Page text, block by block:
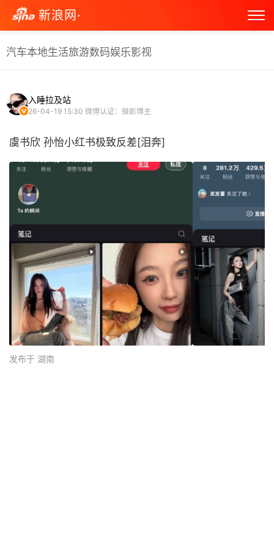
新浪网·
汽车本地生活旅游数码娱乐影视
入睡拉及站
26-04-19 15:30 微博认证：摄影博主
虞书欣 孙怡小红书极致反差[泪奔] ​
发布于 湖南